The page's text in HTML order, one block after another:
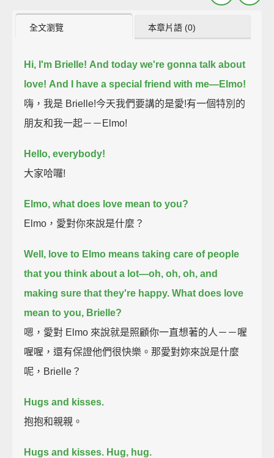
全文瀏覽 本章片語 (0)
Hi, I'm Brielle! And today we're gonna talk about
love! And I have a special friend with me—Elmo!
嗨，我是 Brielle!今天我們要講的是愛!有一個特別的
朋友和我一起－－Elmo!
Hello, everybody!
大家哈囉!
Elmo, what does love mean to you?
Elmo，愛對你來說是什麼？
Well, love to Elmo means taking care of people
that you think about a lot—oh, oh, oh, and
making sure that they're happy. What does love
mean to you, Brielle?
嗯，愛對 Elmo 來說就是照顧你一直想著的人－－喔
喔喔，還有保證他們很快樂。那愛對妳來說是什麼
呢，Brielle？
Hugs and kisses.
抱抱和親親。
Hugs and kisses. Hug, hug.